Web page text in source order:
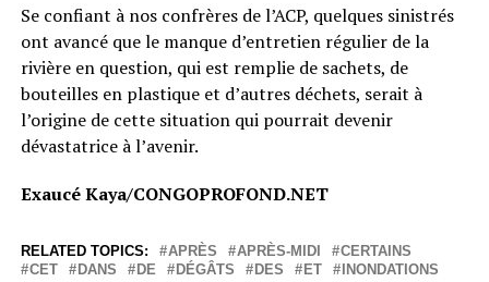
Se confiant à nos confrères de l’ACP, quelques sinistrés
ont avancé que le manque d’entretien régulier de la
rivière en question, qui est remplie de sachets, de
bouteilles en plastique et d’autres déchets, serait à
l’origine de cette situation qui pourrait devenir
dévastatrice à l’avenir.
Exaucé Kaya/CONGOPROFOND.NET
RELATED TOPICS: APRÈS APRÈS-MIDI
CERTAINS
CET
DANS DE DÉGÂTS DES ET
INONDATIONS